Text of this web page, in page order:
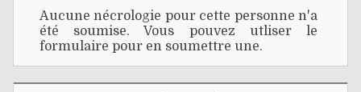
Aucune nécrologie pour cette personne n'a
été soumise. Vous pouvez utliser le
formulaire pour en soumettre une.